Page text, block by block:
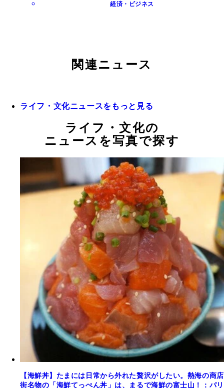
経済・ビジネス
関連ニュース
ライフ・文化ニュースをもっと見る
ライフ・文化の
ニュースを写真で探す
【海鮮丼】たまには日常から外れた贅沢がしたい。熱海の商店
街名物の「海鮮てっぺん丼」は、まるで海鮮の富士山！：パリ